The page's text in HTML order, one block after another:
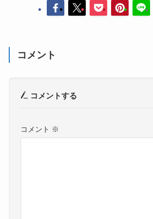
コメント
コメントする
コメント ※